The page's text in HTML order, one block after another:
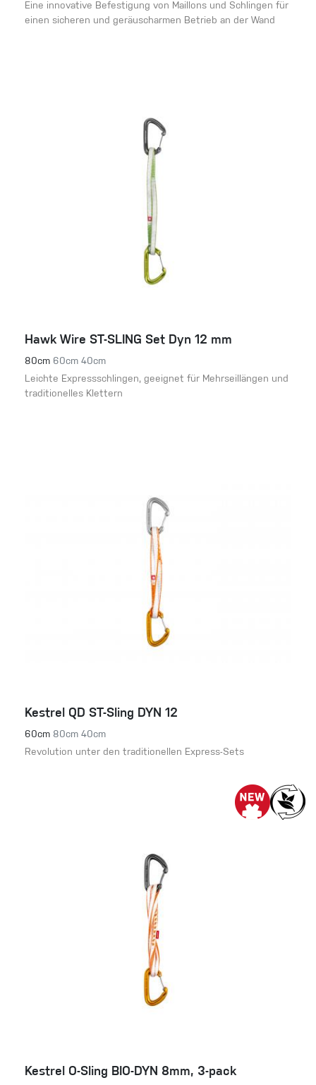
Eine innovative Befestigung von Maillons und Schlingen für
einen sicheren und geräuscharmen Betrieb an der Wand
Hawk Wire ST-SLING Set Dyn 12 mm
80cm 60cm 40cm
Leichte Expressschlingen, geeignet für Mehrseillängen und
traditionelles Klettern
Kestrel QD ST-Sling DYN 12
60cm 80cm 40cm
Revolution unter den traditionellen Express-Sets
Kestrel O-Sling BIO-DYN 8mm, 3-pack